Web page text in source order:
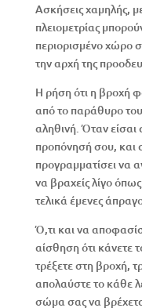
Ασκήσεις χαμηλής,
πλειομετρίας
περιορισμένο χώρο
την αρχή της
Η ρήση ότι η βροχή
από το παράθυρο του
αληθινή. Όταν είσαι
προπόνησή σου, και
προγραμματίσει να
να βραχείς λίγο
τελικά έμενες
Ό,τι και να
αίσθηση ότι κάνετε
τρέξετε στη βροχή,
απολαύστε το κάθε
σώμα σας να